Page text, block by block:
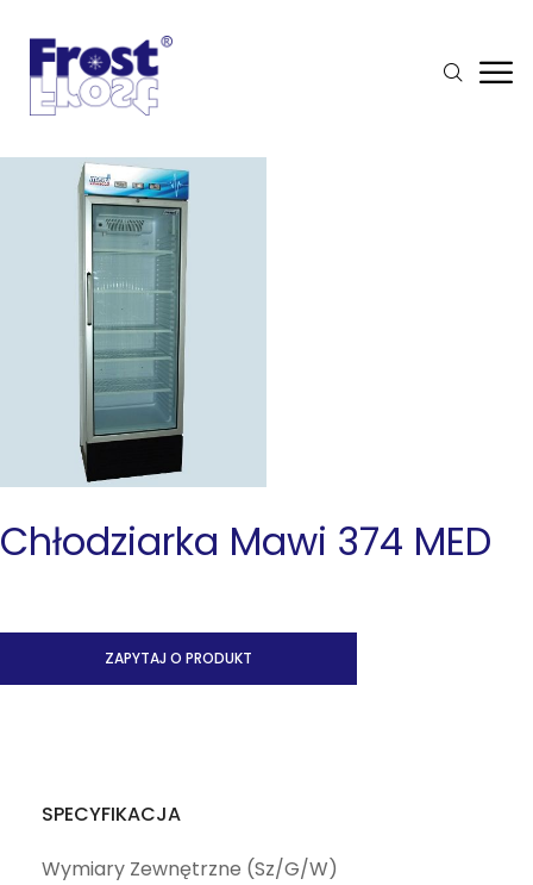
Chłodziarka Mawi 374 MED
ZAPYTAJ O PRODUKT
SPECYFIKACJA
Wymiary Zewnętrzne (Sz/G/W)